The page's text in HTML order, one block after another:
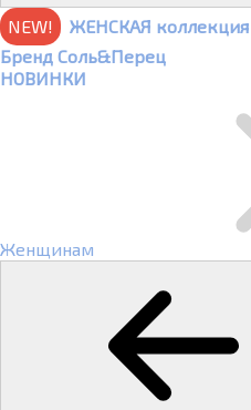
NEW!
ЖЕНСКАЯ коллекция
Бренд Соль&Перец
НОВИНКИ
Женщинам